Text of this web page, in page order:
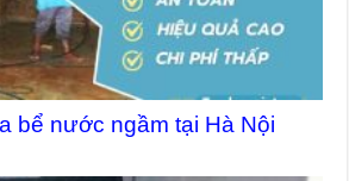
bể nước ngầm tại Hà Nội